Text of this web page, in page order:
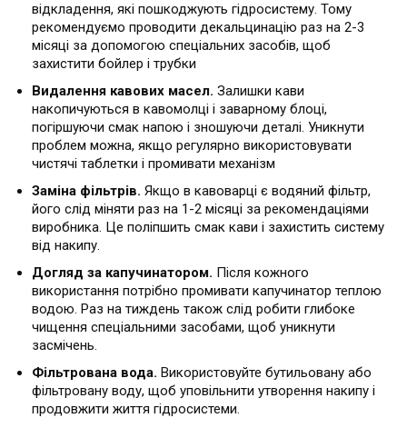
відкладення, які пошкоджують гідросистему. Тому
рекомендуємо проводити декальцинацію раз на 2-3
місяці за допомогою спеціальних засобів, щоб
захистити бойлер і трубки
Видалення кавових масел. Залишки кави
накопичуються в кавомолці і заварному блоці,
погіршуючи смак напою і зношуючи деталі. Уникнути
проблем можна, якщо регулярно використовувати
чистячі таблетки і промивати механізм
Заміна фільтрів. Якщо в кавоварці є водяний фільтр,
його слід міняти раз на 1-2 місяці за рекомендаціями
виробника. Це поліпшить смак кави і захистить систему
від накипу.
Догляд за капучинатором. Після кожного
використання потрібно промивати капучинатор теплою
водою. Раз на тиждень також слід робити глибоке
чищення спеціальними засобами, щоб уникнути
засмічень.
Фільтрована вода. Використовуйте бутильовану або
фільтровану воду, щоб уповільнити утворення накипу і
продовжити життя гідросистеми.